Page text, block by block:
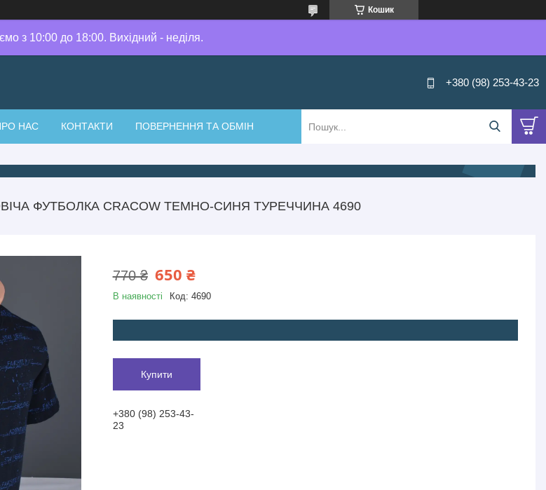
Кошик
з 10:00 до 18:00. Вихідний - неділя.
+380 (98) 253-43-23
НАС КОНТАКТИ ПОВЕРНЕННЯ ТА ОБМІН
ФУТБОЛКА CRACOW ТЕМНО-СИНЯ ТУРЕЧЧИНА 4690
770 ₴ 650 ₴
В наявності Код: 4690
Купити
+380 (98) 253-43-
23